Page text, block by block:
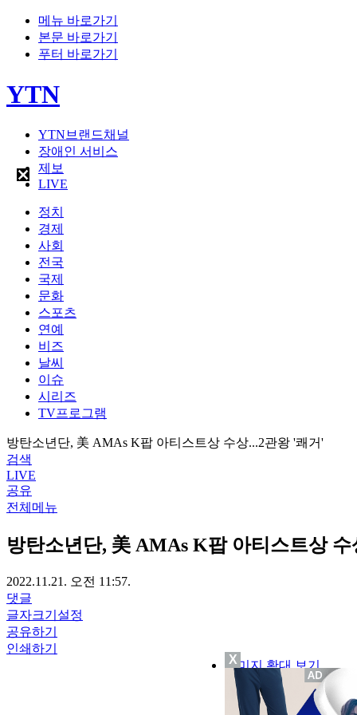
메뉴 바로가기
본문 바로가기
푸터 바로가기
YTN
YTN브랜드채널
장애인 서비스
제보
LIVE
정치
경제
사회
전국
국제
문화
스포츠
연예
비즈
날씨
이슈
시리즈
TV프로그램
방탄소년단, 美 AMAs K팝 아티스트상 수상...2관왕 '쾌거'
검색
LIVE
공유
전체메뉴
방탄소년단, 美 AMAs K팝 아티스트상
2022.11.21. 오전 11:57.
댓글
글자크기설정
공유하기
인쇄하기
이미지 확대 보기
X